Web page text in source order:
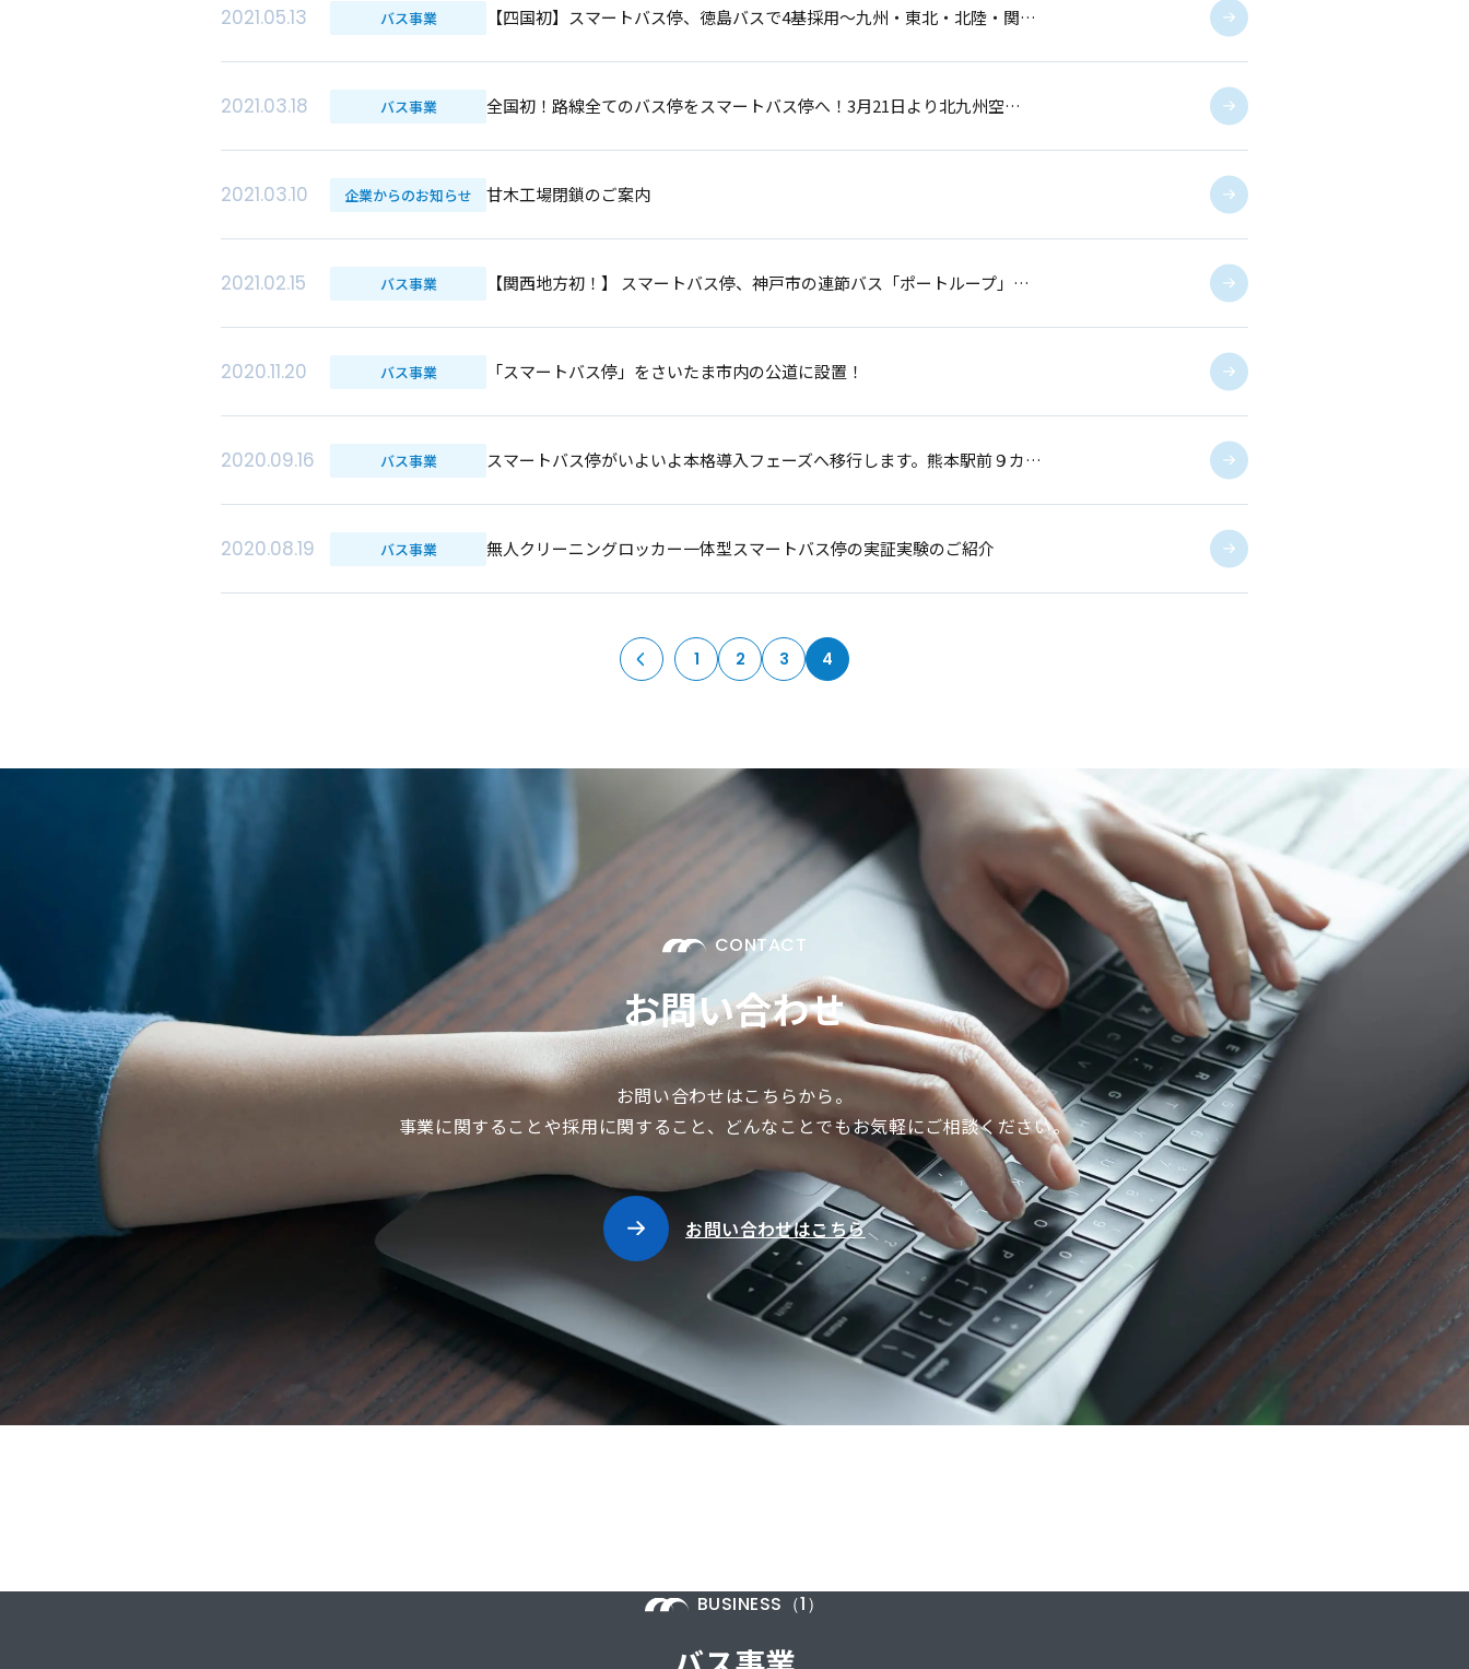
2021.05.13 バス事業 【四国初】スマートバス停、徳島バスで4基採用～九州・東北・北陸・関…
2021.03.18 バス事業 全国初！路線全てのバス停をスマートバス停へ！3月21日より北九州空…
2021.03.10 企業からのお知らせ 甘木工場閉鎖のご案内
2021.02.15 バス事業 【関西地方初！】 スマートバス停、神戸市の連節バス「ポートループ」…
2020.11.20 バス事業 「スマートバス停」をさいたま市内の公道に設置！
2020.09.16 バス事業 スマートバス停がいよいよ本格導入フェーズへ移行します。熊本駅前９カ…
2020.08.19 バス事業 無人クリーニングロッカー一体型スマートバス停の実証実験のご紹介
1 2 3 4
CONTACT
お問い合わせ
お問い合わせはこちらから。
事業に関することや採用に関すること、どんなことでもお気軽にご相談ください。
お問い合わせはこちら
BUSINESS（1）